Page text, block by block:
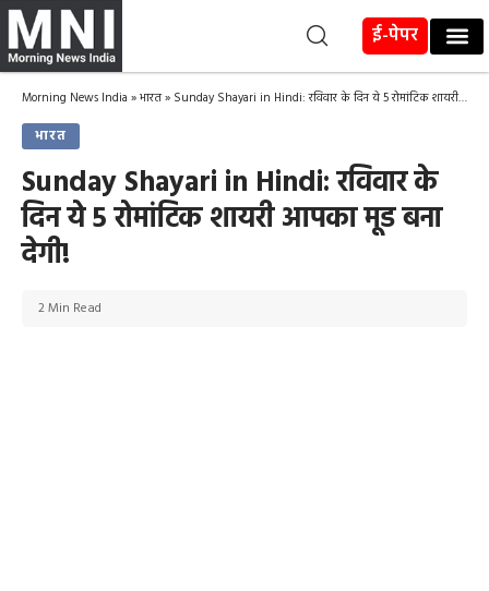
ई-पेपर
Morning News India »भारत» Sunday Shayari in Hindi: रविवार के दिन ये 5 रोमांटिक शायरी आपका मूड बना देगी!
भारत
Sunday Shayari in Hindi: रविवार के
दिन ये 5 रोमांटिक शायरी आपका मूड बना
देगी!
2 Min Read